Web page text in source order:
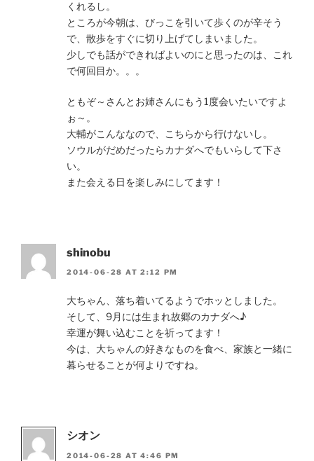
くれるし。
ところが今朝は、びっこを引いて歩くのが辛そう
で、散歩をすぐに切り上げてしまいました。
少しでも話ができればよいのにと思ったのは、これ
で何回目か。。。
ともぞ～さんとお姉さんにもう1度会いたいですよ
ぉ～。
大輔がこんななので、こちらから行けないし。
ソウルがだめだったらカナダへでもいらして下さ
い。
また会える日を楽しみにしてます！
shinobu
2014-06-28 AT 2:12 PM
大ちゃん、落ち着いてるようでホッとしました。
そして、9月には生まれ故郷のカナダへ♪
幸運が舞い込むことを祈ってます！
今は、大ちゃんの好きなものを食べ、家族と一緒に
暮らせることが何よりですね。
シオン
2014-06-28 AT 4:46 PM